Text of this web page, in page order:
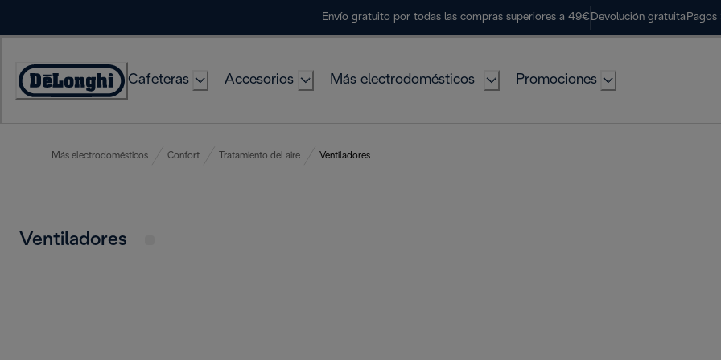
Envío gratuito por todas las compras superiores a 49€ Devolución gratuita Pagos
Accessibility
Cafeteras Accesorios Más electrodomésticos Promociones
Más electrodomésticos Confort Tratamiento del aire Ventiladores
Ventiladores